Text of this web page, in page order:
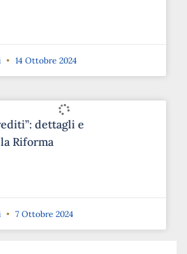
14 Ottobre 2024
dettagli e
Riforma
7 Ottobre 2024